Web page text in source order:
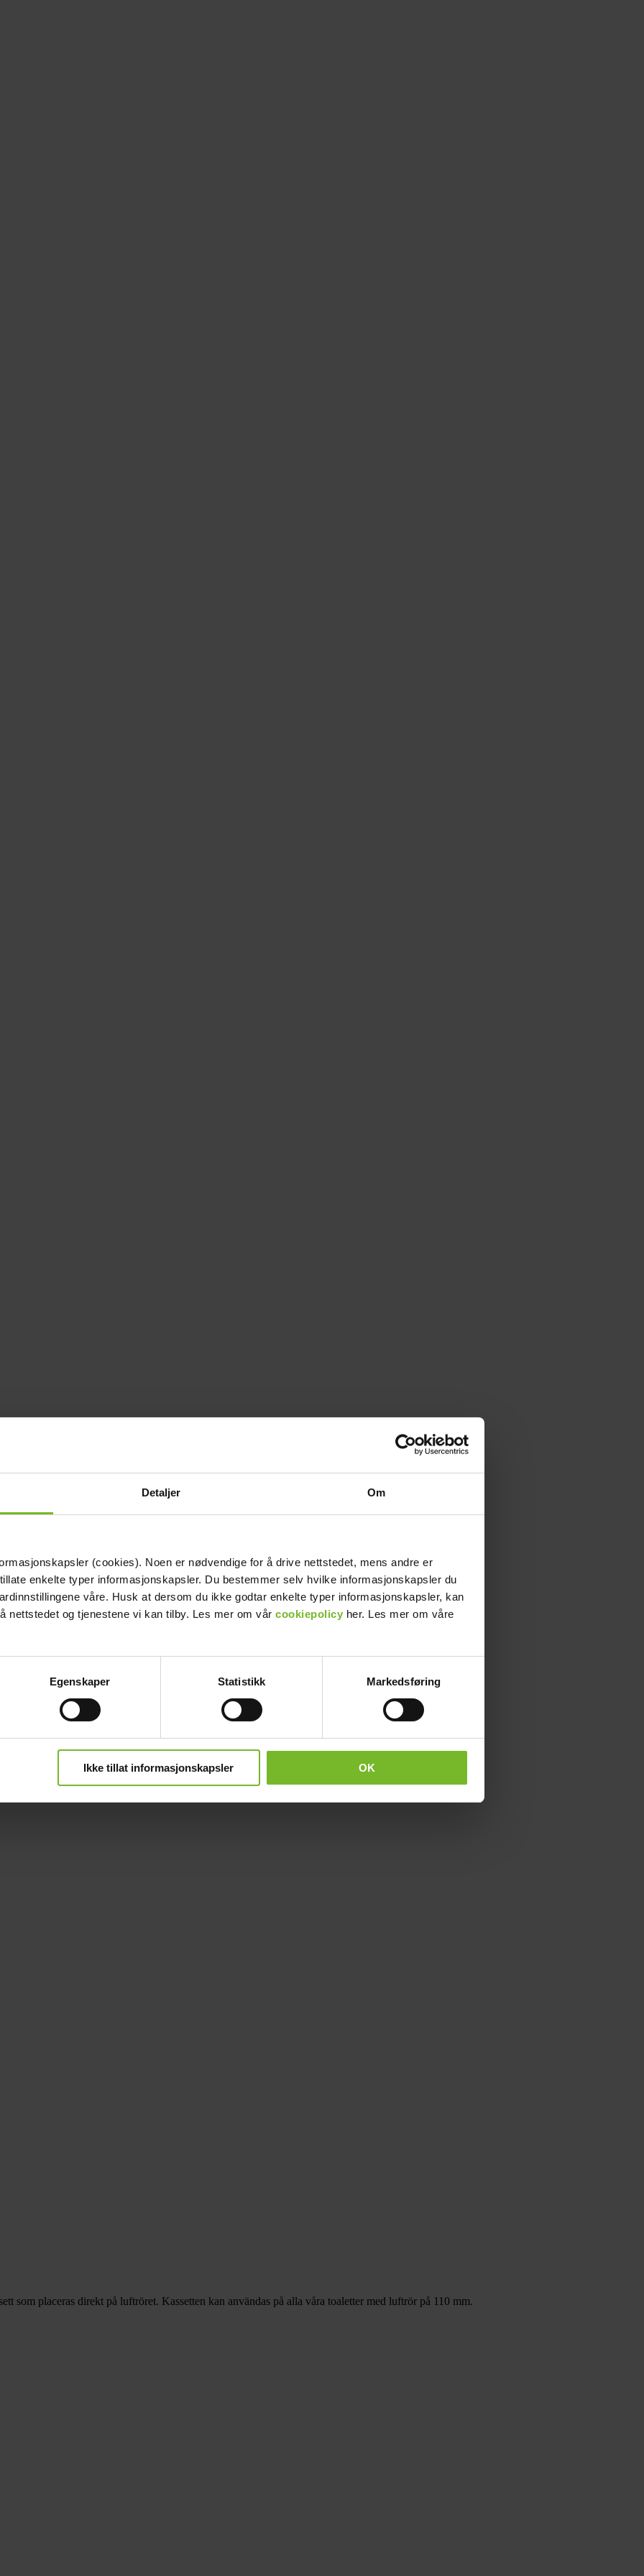
Detaljer Om
(cookies). Noen er nødvendige for å drive nettstedet, mens andre er
enkelte typer informasjonskapsler. Du bestemmer selv hvilke informasjonskapsler du
våre. Husk at dersom du ikke godtar enkelte typer informasjonskapsler, kan
nettstedet og tjenestene vi kan tilby. Les mer om vår cookiepolicy her. Les mer om våre
Egenskaper Statistikk Markedsføring
Ikke tillat informasjonskapsler OK
som placeras direkt på luftröret. Kassetten kan användas på alla våra toaletter med luftrör på 110 mm.